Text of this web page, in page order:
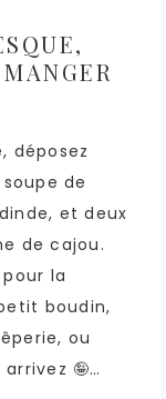
déposez
de
et deux
de cajou.
la
boudin,
ou
🤪…